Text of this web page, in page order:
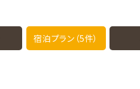
宿泊プラン（5件）